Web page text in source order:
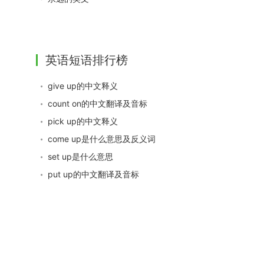
英语短语排行榜
give up的中文释义
count on的中文翻译及音标
pick up的中文释义
come up是什么意思及反义词
set up是什么意思
put up的中文翻译及音标